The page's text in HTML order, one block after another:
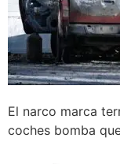
El narco marca
coches bomba